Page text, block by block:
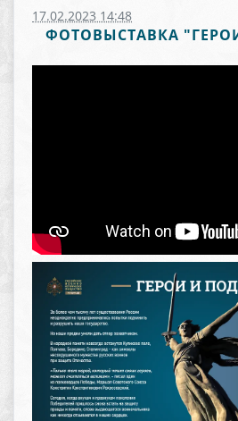
17.02.2023 14:48
ФОТОВЫСТАВКА